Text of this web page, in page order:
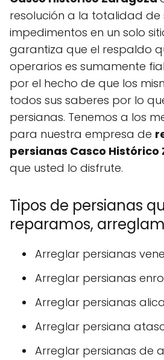
resolución a la totalidad de
impedimentos en un solo
garantiza que el respaldo
operarios es sumamente
por el hecho de que los
todos sus saberes por lo
persianas. Tenemos a los
para nuestra empresa de
persianas Casco Histórico
que usted lo disfrute.
Tipos de persianas
reparamos,
Arreglar persianas
Arreglar persianas
Arreglar persianas
Arreglar persiana
Arreglar persianas de